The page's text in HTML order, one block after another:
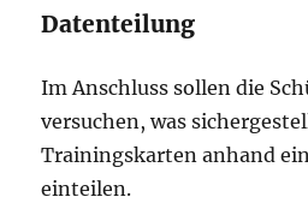
Datenteilung
Im Anschluss sollen die
versuchen, was
Trainingskarten anhand
einteilen.